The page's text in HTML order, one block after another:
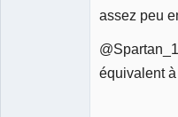
assez peu
équivalent